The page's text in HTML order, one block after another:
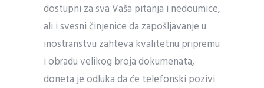
dostupni za sva Vaša pitanja i nedoumice,
ali i svesni činjenice da zapošljavanje u
inostranstvu zahteva kvalitetnu pripremu
i obradu velikog broja dokumenata,
doneta je odluka da će telefonski pozivi